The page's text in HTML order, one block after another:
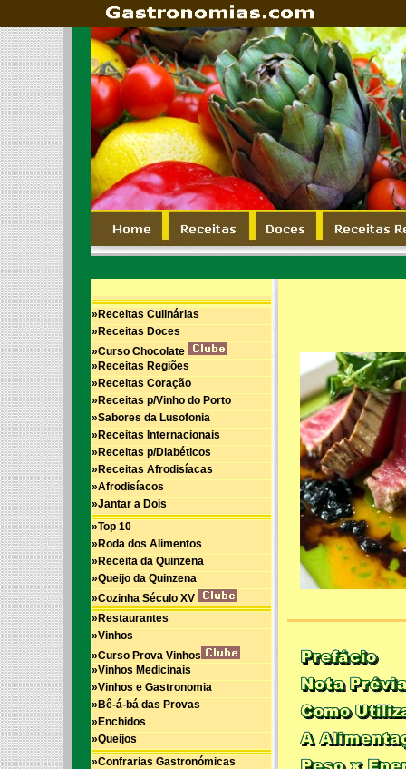
»Receitas Culinárias
»Receitas Doces
»Curso Chocolate
»Receitas Regiões
»Receitas Coração
»Receitas p/Vinho do Porto
»Sabores da Lusofonia
»Receitas Internacionais
»Receitas p/Diabéticos
»Receitas Afrodisíacas
»Afrodisíacos
»Jantar a Dois
»Top 10
»Roda dos Alimentos
»Receita da Quinzena
»Queijo da Quinzena
»Cozinha Século XV
»Restaurantes
»Vinhos
»Curso Prova Vinhos
»Vinhos Medicinais
»Vinhos e Gastronomia
»Bê-á-bá das Provas
»Enchidos
»Queijos
»Confrarias Gastronómicas